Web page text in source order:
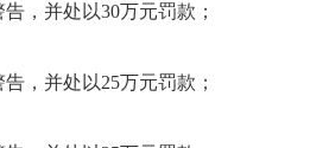
告，并处以30万元罚款；
告，并处以25万元罚款；